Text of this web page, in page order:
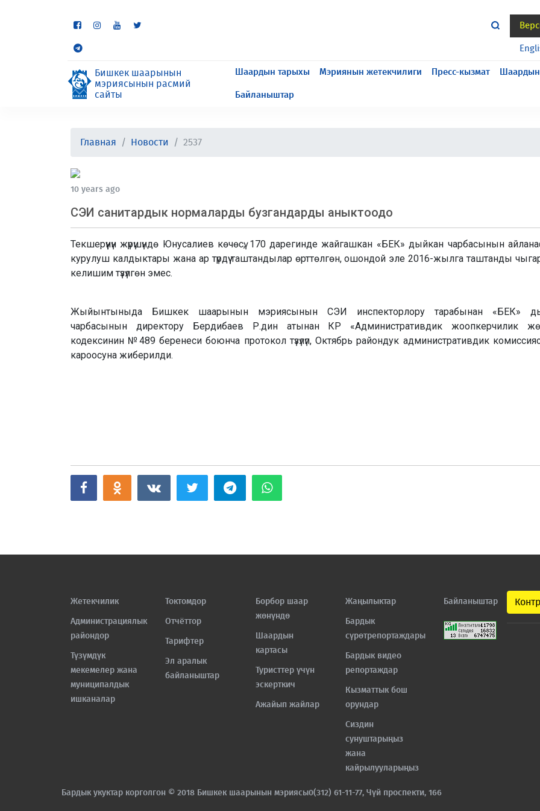
Бишкек шаарынын
мэриясынын расмий
сайты
Шаардын тарыхы Мэриянын жетекчилиги Пресс-кызмат
Байланыштар
Главная Новости 2537
10 years ago
СЭИ санитардык нормаларды бузгандарды аныктоодо
Текшерүүнүн жүрүшүндө Юнусалиев көчөсү, 170 дарегинде жайгашкан «БЕК» дыйкан чарбасынын
курулуш калдыктары жана ар түрдүү таштандылар өрттөлгөн, ошондой эле 2016-жылга таштанды
келишим түзүлгөн эмес.
Жыйынтыныда Бишкек шаарынын мэриясынын СЭИ инспекторлору тарабынан «БЕК»
чарбасынын директору Бердибаев Р.дин атынан КР «Административдик жоопкерчилик
кодексинин №489 беренеси боюнча протокол түзүлүп, Октябрь райондук административдик
кароосуна жиберилди.
Жетекчилик
Администрациялык
райондор
Түзүмдүк
мекемелер жана
муниципалдык
ишканалар
Токтомдор
Отчёттор
Тарифтер
Эл аралык
байланыштар
Борбор шаар
жөнүндө
Шаардын
картасы
Туристтер үчүн
эскерткич
Ажайып жайлар
Жаңылыктар
Бардык
сүрөтрепортаждары
Бардык видео
репортаждар
Кызматтык бош
орундар
Сиздин
сунуштарыңыз
жана
кайрылууларыңыз
Байланыштар
Бардык укуктар корголгон © 2018 Бишкек шаарынын мэриясы0(312) 61-11-77, Чүй проспекти, 166